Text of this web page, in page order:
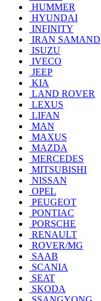
HUMMER
HYUNDAI
INFINITY
IRAN SAMAND
ISUZU
IVECO
JEEP
KIA
LAND ROVER
LEXUS
LIFAN
MAN
MAXUS
MAZDA
MERCEDES
MITSUBISHI
NISSAN
OPEL
PEUGEOT
PONTIAC
PORSCHE
RENAULT
ROVER/MG
SAAB
SCANIA
SEAT
SKODA